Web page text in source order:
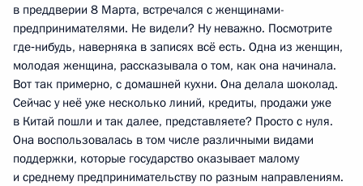
в преддверии 8 Марта, встречался с женщинами-
предпринимателями. Не видели? Ну неважно. Посмотрите
где‑нибудь, наверняка в записях всё есть. Одна из женщин,
молодая женщина, рассказывала о том, как она начинала.
Вот так примерно, с домашней кухни. Она делала шоколад.
Сейчас у неё уже несколько линий, кредиты, продажи уже
в Китай пошли и так далее, представляете? Просто с нуля.
Она воспользовалась в том числе различными видами
поддержки, которые государство оказывает малому
и среднему предпринимательству по разным направлениям.